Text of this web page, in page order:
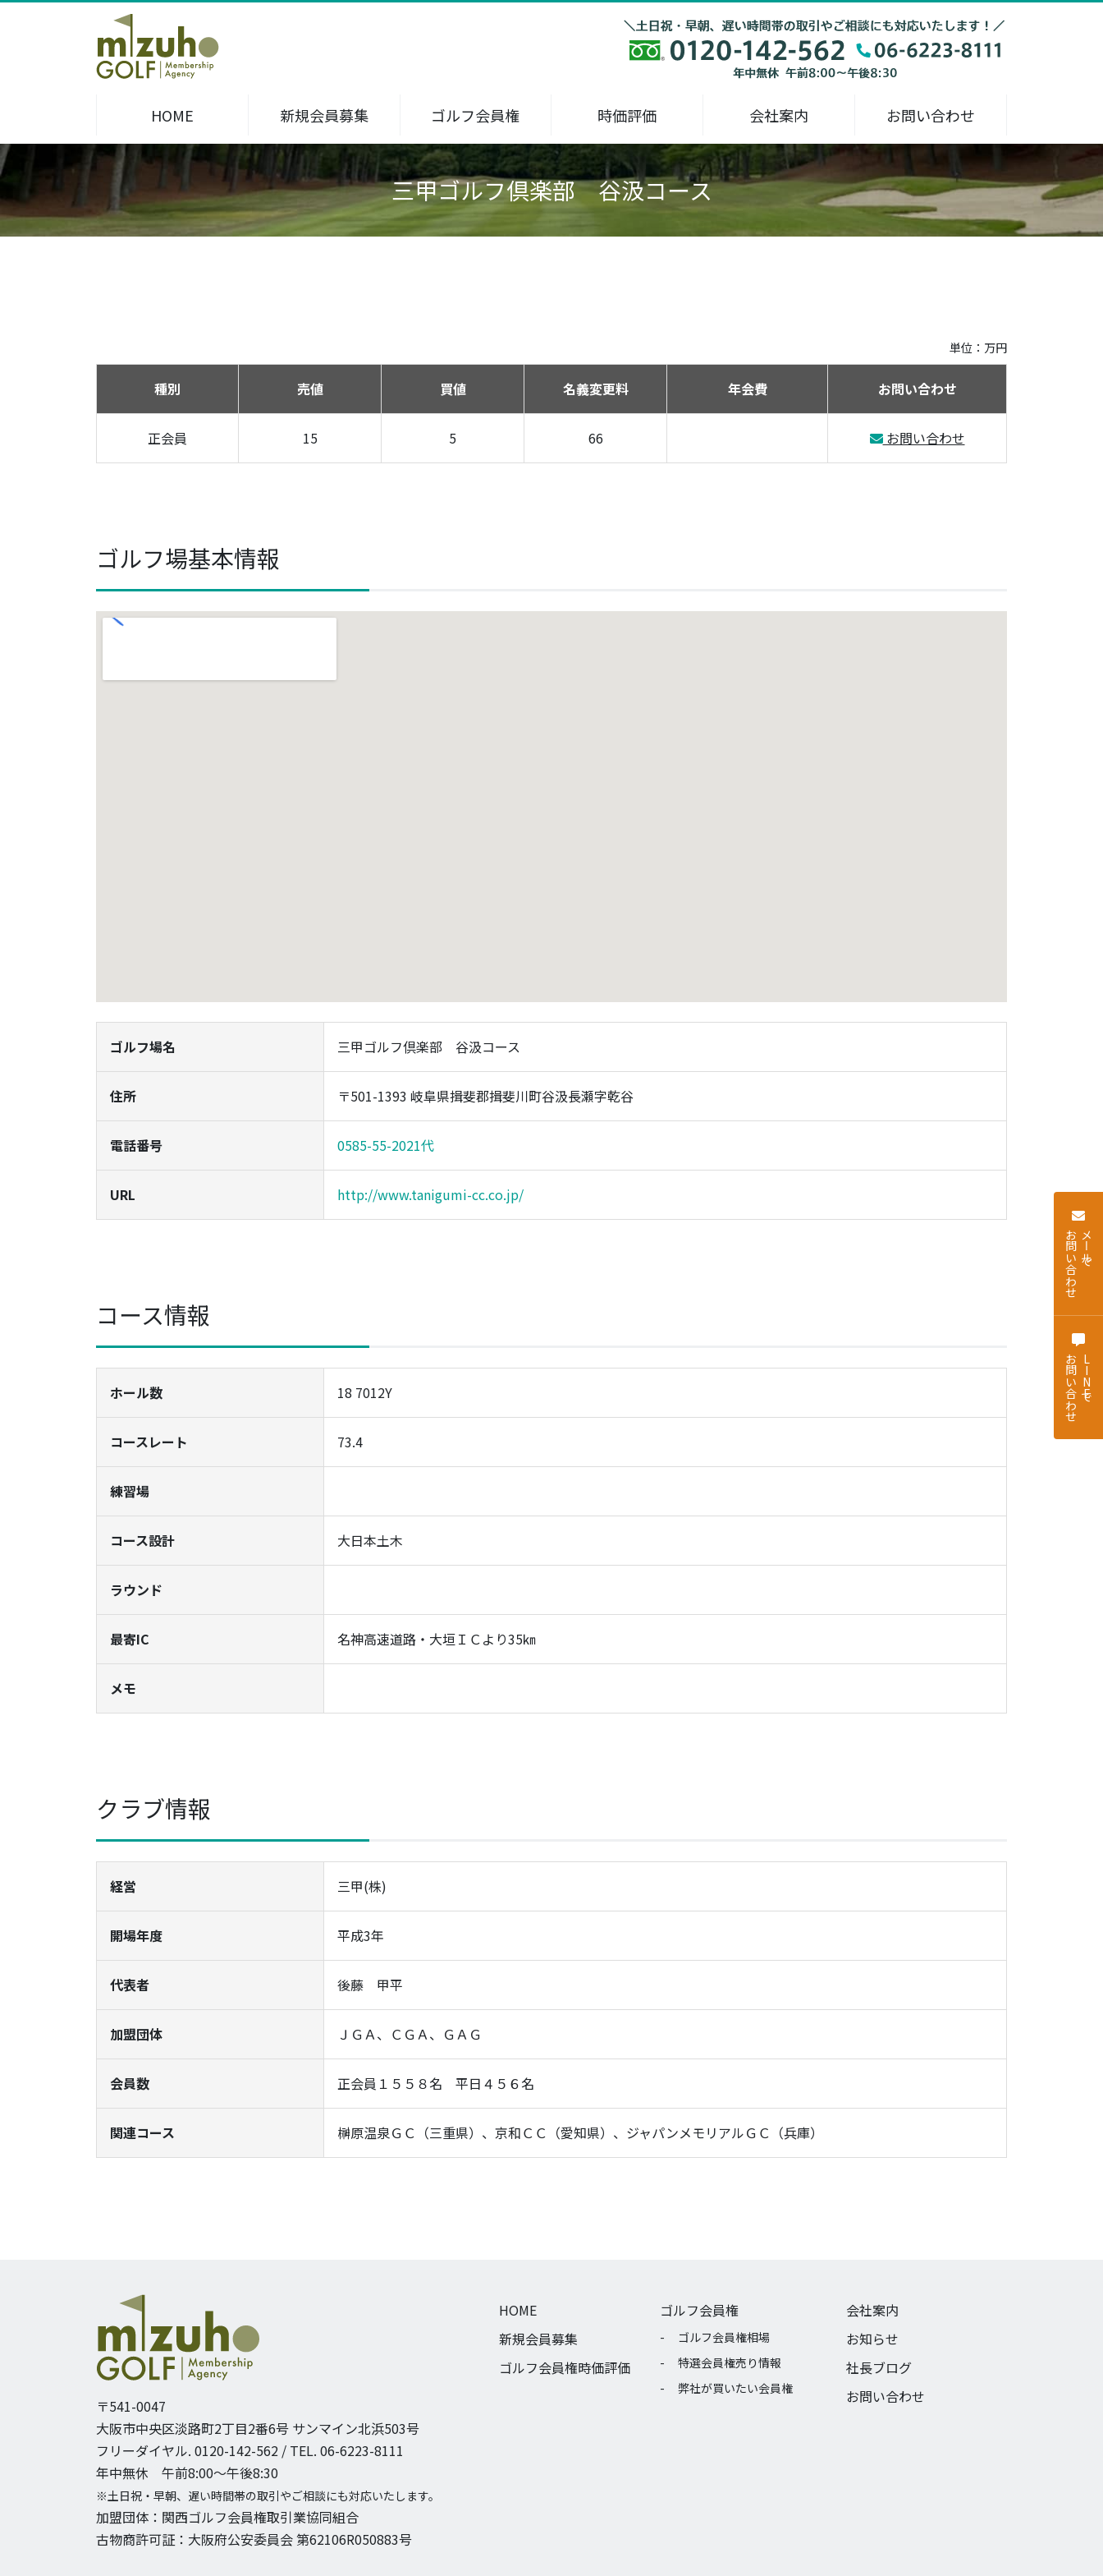
HOME 新規会員募集 ゴルフ会員権 時価評価 会社案内 お問い合わせ
三甲ゴルフ倶楽部 谷汲コース
単位：万円
種別 売値 買値 名義変更料 年会費 お問い合わせ
正会員 15 5 66 お問い合わせ
ゴルフ場基本情報
ゴルフ場名 三甲ゴルフ倶楽部 谷汲コース
住所 〒501-1393 岐阜県揖斐郡揖斐川町谷汲長瀬字乾谷
電話番号 0585-55-2021代
URL http://www.tanigumi-cc.co.jp/
コース情報
ホール数 18 7012Y
コースレート 73.4
練習場
コース設計 大日本土木
ラウンド
最寄IC 名神高速道路・大垣ＩＣより35㎞
メモ
クラブ情報
経営 三甲(株)
開場年度 平成3年
代表者 後藤 甲平
加盟団体 ＪＧＡ、ＣＧＡ、ＧＡＧ
会員数 正会員１５５８名 平日４５６名
関連コース 榊原温泉ＧＣ（三重県）、京和ＣＣ（愛知県）、ジャパンメモリアルＧＣ（兵庫）
〒541-0047
大阪市中央区淡路町2丁目2番6号 サンマイン北浜503号
フリーダイヤル. 0120-142-562 / TEL. 06-6223-8111
年中無休 午前8:00〜午後8:30
※土日祝・早朝、遅い時間帯の取引やご相談にも対応いたします。
加盟団体：関西ゴルフ会員権取引業協同組合
古物商許可証：大阪府公安委員会 第62106R050883号
HOME
新規会員募集
ゴルフ会員権時価評価
ゴルフ会員権
ゴルフ会員権相場
特選会員権売り情報
弊社が買いたい会員権
会社案内
お知らせ
社長ブログ
お問い合わせ
LINEで
お問い合わせ
メールで
お問い合わせ